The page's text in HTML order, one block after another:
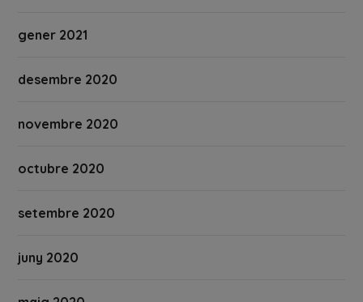
gener 2021
desembre 2020
novembre 2020
octubre 2020
setembre 2020
juny 2020